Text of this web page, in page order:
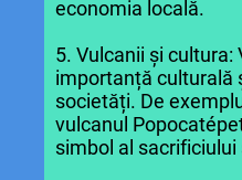
economia locală.
5. Vulcanii și cultura:
importanță culturală
societăți. De
vulcanul
simbol al sacrificiului